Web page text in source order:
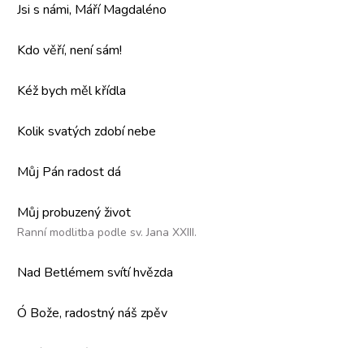
Jsi s námi, Máří Magdaléno
Kdo věří, není sám!
Kéž bych měl křídla
Kolik svatých zdobí nebe
Můj Pán radost dá
Můj probuzený život
Ranní modlitba podle sv. Jana XXIII.
Nad Betlémem svítí hvězda
Ó Bože, radostný náš zpěv